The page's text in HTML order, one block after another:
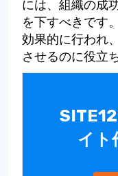
には、組織の成
を下すべきです
効果的に行われ
させるのに役立
イト